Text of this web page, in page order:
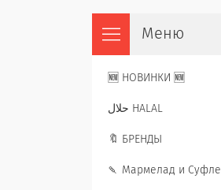
🆕 НОВИНКИ 🆕
حلال HALAL
🔖 БРЕНДЫ
🍡 Мармелад и Суфле